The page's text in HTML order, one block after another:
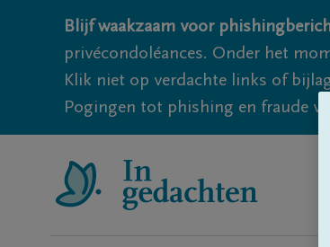
Blijf waakzaam voor
privécondoléances. Onder het
Klik niet op verdachte links of
Pogingen tot phishing en fraude